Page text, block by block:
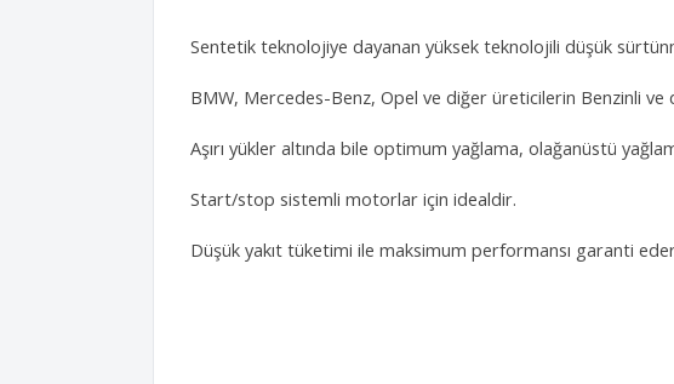
Sentetik teknolojiye dayanan yüksek teknolojili düşük
BMW, Mercedes-Benz, Opel ve diğer üreticilerin Benzinli
Aşırı yükler altında bile optimum yağlama, olağanüstü
Start/stop sistemli motorlar için idealdir.
Düşük yakıt tüketimi ile maksimum performansı garanti